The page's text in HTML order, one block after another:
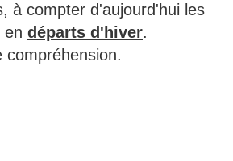
à compter d'aujourd'hui les
en départs d'hiver.
compréhension.